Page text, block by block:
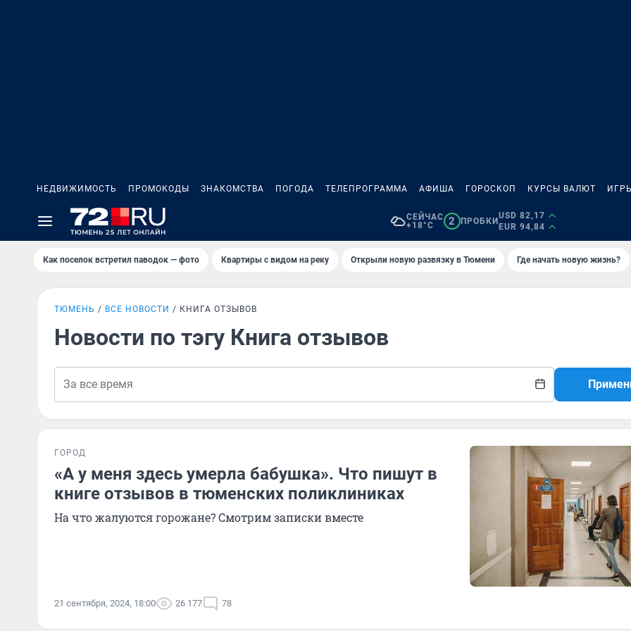
НЕДВИЖИМОСТЬ ПРОМОКОДЫ ЗНАКОМСТВА ПОГОДА ТЕЛЕПРОГРАММА АФИША ГОРОСКОП КУРСЫ ВАЛЮТ
СЕЙЧАС
+18°C
2 ПРОБКИ
USD 82,17
EUR 94,84
Как поселок встретил паводок — фото Квартиры с видом на реку Открыли новую развязку в Тюмени Где начать новую жизнь?
ТЮМЕНЬ ВСЕ НОВОСТИ КНИГА ОТЗЫВОВ
Новости по тэгу Книга отзывов
ГОРОД
«А у меня здесь умерла бабушка». Что пишут в
книге отзывов в тюменских поликлиниках
На что жалуются горожане? Смотрим записки вместе
21 сентября, 2024, 18:00 26 177 78